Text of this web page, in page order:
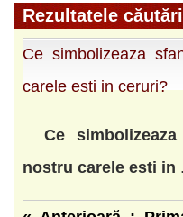
Rezultatele
Ce simbolizeaza
carele esti in ceruri?
Ce simbolizeaza
nostru carele esti in